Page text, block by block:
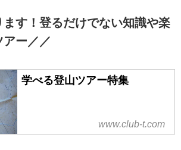
ます！登るだけでない知識や楽
アー／／
学べる登山ツアー特集
www.club-t.com